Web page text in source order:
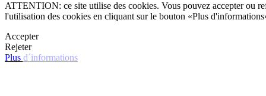
ATTENTION: ce site utilise des cookies. Vous pouvez accepter ou
l'utilisation des cookies en cliquant sur le bouton «Plus
Accepter
Rejeter
Plus d´informations